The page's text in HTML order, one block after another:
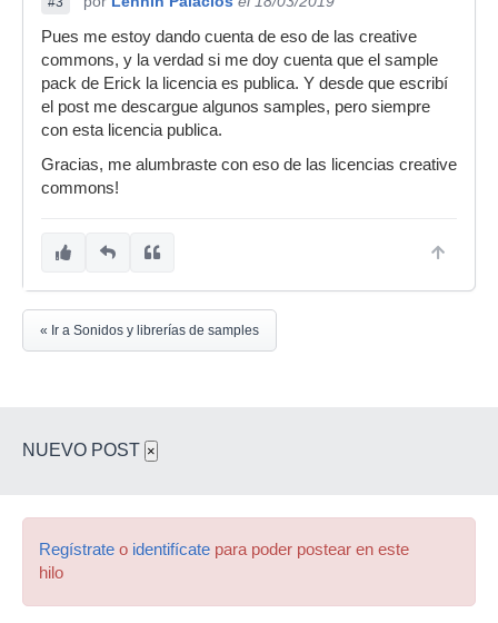
Pues me estoy dando cuenta de eso de las creative
commons, y la verdad si me doy cuenta que el sample
pack de Erick la licencia es publica. Y desde que escribí
el post me descargue algunos samples, pero siempre
con esta licencia publica.
Gracias, me alumbraste con eso de las licencias creative
commons!
« Ir a Sonidos y librerías de samples
NUEVO POST ×
Regístrate o identifícate para poder postear en este
hilo